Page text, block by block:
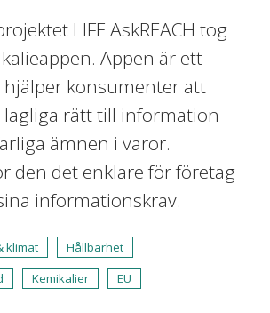
LIFE AskREACH tog
Appen är ett
hjälper konsumenter att
lagliga rätt till information
ämnen i varor.
den det enklare för företag
informationskrav.
klimat
Hållbarhet
Kemikalier EU